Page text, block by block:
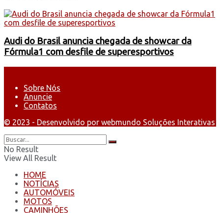
Audi do Brasil anuncia chegada de showcar da
Fórmula1 com desfile de superesportivos
Sobre Nós
Anuncie
Contatos
© 2023 - Desenvolvido por webmundo Soluções Interativas
No Result
View All Result
HOME
NOTÍCIAS
AUTOMÓVEIS
MOTOS
CAMINHÕES